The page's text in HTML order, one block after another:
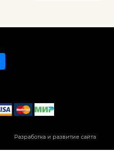
Разработка и развитие сайта